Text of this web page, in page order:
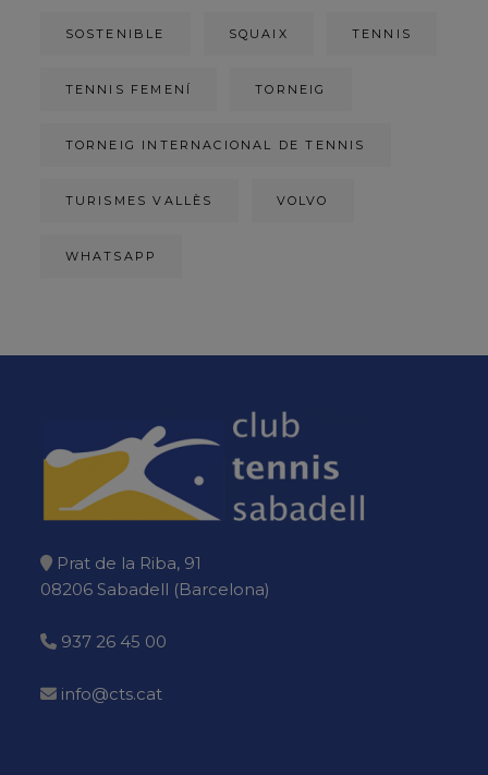
SOSTENIBLE SQUAIX TENNIS
TENNIS FEMENÍ TORNEIG
TORNEIG INTERNACIONAL DE TENNIS
TURISMES VALLÈS VOLVO
WHATSAPP
Prat de la Riba, 91
08206 Sabadell (Barcelona)
937 26 45 00
info@cts.cat